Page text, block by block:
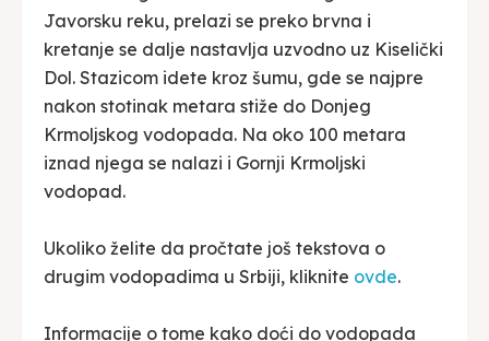
Javorsku reku, prelazi se preko brvna i
kretanje se dalje nastavlja uzvodno uz Kiselički
Dol. Stazicom idete kroz šumu, gde se najpre
nakon stotinak metara stiže do Donjeg
Krmoljskog vodopada. Na oko 100 metara
iznad njega se nalazi i Gornji Krmoljski
vodopad.
Ukoliko želite da pročtate još tekstova o
drugim vodopadima u Srbiji, kliknite ovde.
Informacije o tome kako doći do vodopada